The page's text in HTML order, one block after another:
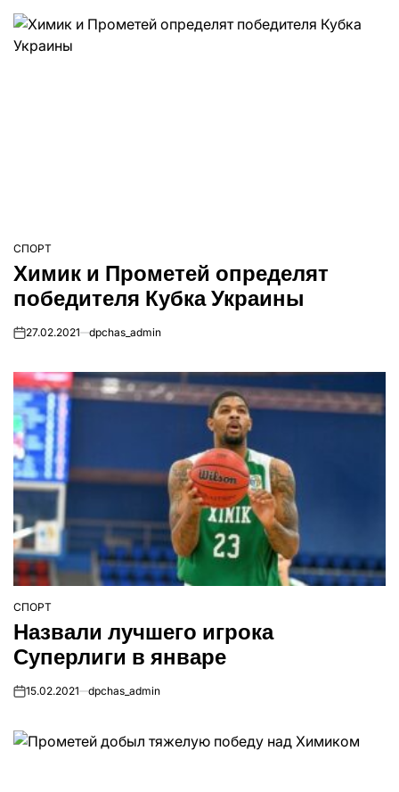
ОПУБЛІКУВАТИ
У
СПОРТ
Химик и Прометей определят
победителя Кубка Украины
on27.02.2021 dpchas_admin
ОПУБЛІКУВАТИ
У
СПОРТ
Назвали лучшего игрока
Суперлиги в январе
on15.02.2021 dpchas_admin